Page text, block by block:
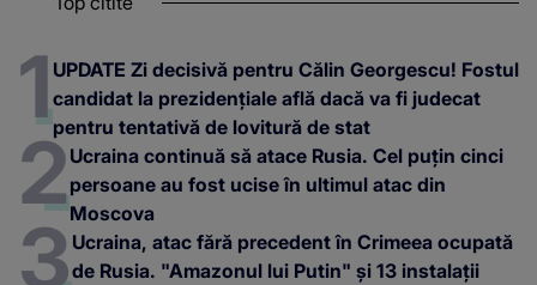
UPDATE Zi decisivă pentru Călin Georgescu! Fostul
candidat la prezidențiale află dacă va fi judecat
pentru tentativă de lovitură de stat
Ucraina continuă să atace Rusia. Cel puțin cinci
persoane au fost ucise în ultimul atac din
Moscova
Ucraina, atac fără precedent în Crimeea ocupată
de Rusia. "Amazonul lui Putin" și 13 instalații